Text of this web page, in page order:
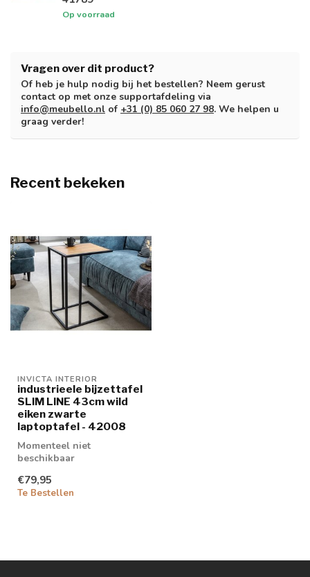
Op voorraad
Vragen over dit product?
Of heb je hulp nodig bij het bestellen? Neem gerust
contact op met onze supportafdeling via
info@meubello.nl of +31 (0) 85 060 27 98. We helpen u
graag verder!
Recent bekeken
INVICTA INTERIOR
industrieele bijzettafel
SLIM LINE 43cm wild
eiken zwarte
laptoptafel - 42008
Momenteel niet
beschikbaar
€79,95
Te Bestellen